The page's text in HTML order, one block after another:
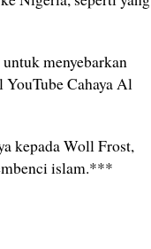
menyebarkan
Cahaya Al
kepada Woll Frost,
islam.***